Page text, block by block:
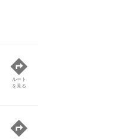
ルート
を見る